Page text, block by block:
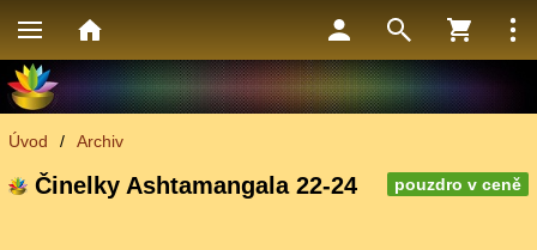
Úvod / Archiv
pouzdro v ceně
Činelky Ashtamangala 22-24